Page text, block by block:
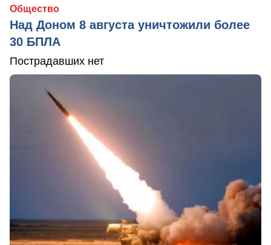
Общество
Над Доном 8 августа уничтожили более
30 БПЛА
Пострадавших нет